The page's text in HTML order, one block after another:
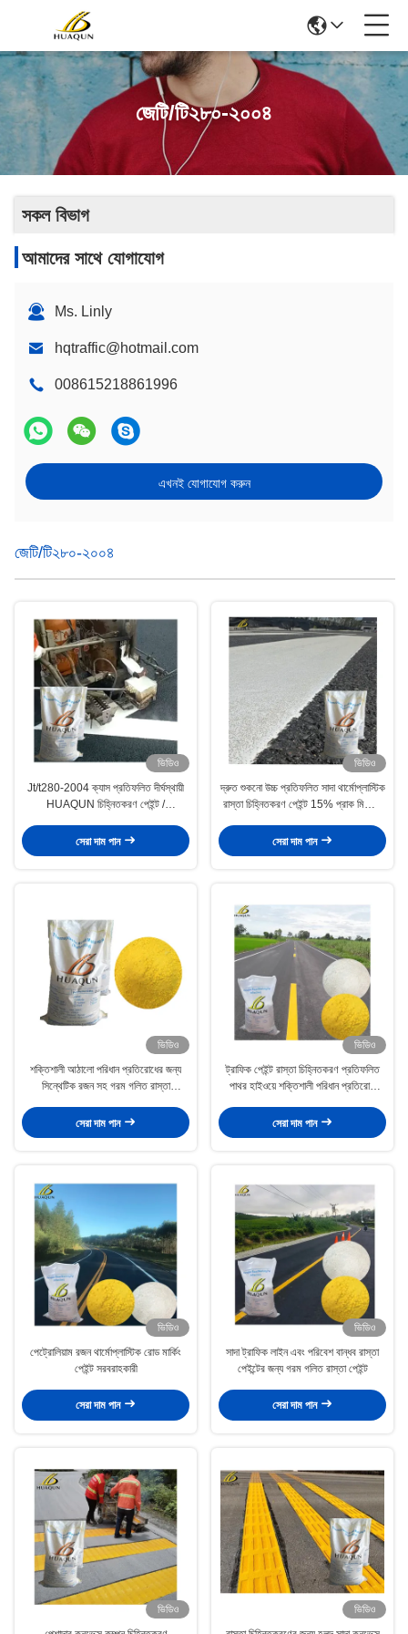
জেটি/টি২৮০-২০০৪
সকল বিভাগ
আমাদের সাথে যোগাযোগ
Ms. Linly
hqtraffic@hotmail.com
008615218861996
এখনই যোগাযোগ করুন
জেটি/টি২৮০-২০০৪
ভিডিও
Jt/t280-2004 ক্যাস প্রতিফলিত দীর্ঘস্থায়ী
HUAQUN চিহ্নিতকরণ পেইন্ট /
সেরা দাম পান
ভিডিও
দ্রুত শুকনো উচ্চ প্রতিফলিত সাদা থার্মোপ্লাস্টিক
রাস্তা চিহ্নিতকরণ পেইন্ট 15% প্রাক মিশ্রিত
সেরা দাম পান
ভিডিও
শক্তিশালী আঠালো পরিধান প্রতিরোধের জন্য
সিন্থেটিক রজন সহ গরম গলিত রাস্তা
সেরা দাম পান
ভিডিও
ট্রাফিক পেইন্ট রাস্তা চিহ্নিতকরণ প্রতিফলিত
পাথর হাইওয়ে শক্তিশালী পরিধান প্রতিরোধী
সেরা দাম পান
ভিডিও
পেট্রোলিয়াম রজন থার্মোপ্লাস্টিক রোড মার্কিং
পেইন্ট সরবরাহকারী
সেরা দাম পান
ভিডিও
সাদা ট্রাফিক লাইন এবং পরিবেশ বান্ধব রাস্তা
পেইন্টের জন্য গরম গলিত রাস্তা পেইন্ট
সেরা দাম পান
ভিডিও
ভিডিও